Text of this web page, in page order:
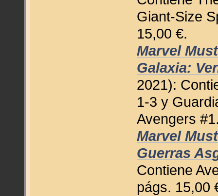
Giant-Size
15,00 €.
Marvel
Galaxia:
2021):
1-3 y
Avengers
Marvel
Guerras
Contiene
págs. 15,00